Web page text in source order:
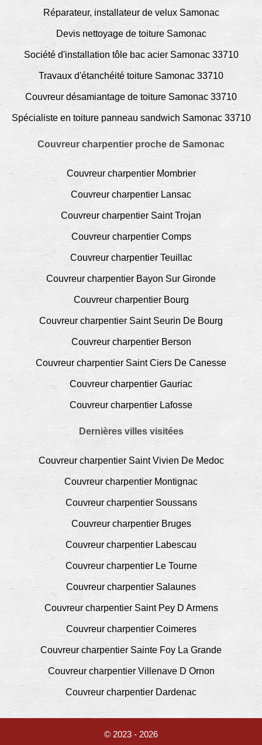
Réparateur, installateur de velux Samonac
Devis nettoyage de toiture Samonac
Société d'installation tôle bac acier Samonac 33710
Travaux d'étanchéité toiture Samonac 33710
Couvreur désamiantage de toiture Samonac 33710
Spécialiste en toiture panneau sandwich Samonac 33710
Couvreur charpentier proche de Samonac
Couvreur charpentier Mombrier
Couvreur charpentier Lansac
Couvreur charpentier Saint Trojan
Couvreur charpentier Comps
Couvreur charpentier Teuillac
Couvreur charpentier Bayon Sur Gironde
Couvreur charpentier Bourg
Couvreur charpentier Saint Seurin De Bourg
Couvreur charpentier Berson
Couvreur charpentier Saint Ciers De Canesse
Couvreur charpentier Gauriac
Couvreur charpentier Lafosse
Dernières villes visitées
Couvreur charpentier Saint Vivien De Medoc
Couvreur charpentier Montignac
Couvreur charpentier Soussans
Couvreur charpentier Bruges
Couvreur charpentier Labescau
Couvreur charpentier Le Tourne
Couvreur charpentier Salaunes
Couvreur charpentier Saint Pey D Armens
Couvreur charpentier Coimeres
Couvreur charpentier Sainte Foy La Grande
Couvreur charpentier Villenave D Ornon
Couvreur charpentier Dardenac
© 2023 - 2026